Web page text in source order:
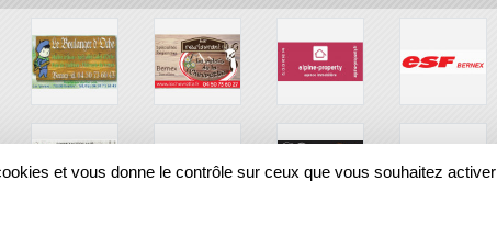
et vous donne le contrôle sur ceux que vous souhaitez activer